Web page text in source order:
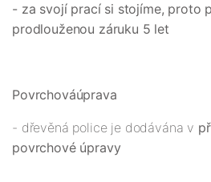
- za svojí prací si stojíme, proto
prodlouženou záruku 5 let
Povrchováúprava
- dřevěná police je dodávána v
povrchové úpravy